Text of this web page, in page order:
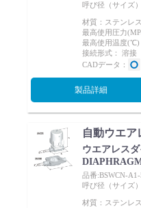
呼び径（サイズ
材質：ステンレ
最高使用圧力
最高使用温度
接続形式： 溶接
CADデータ：
製品詳細
自動ウエア
ウエアレス
品番:BSWCN-A1-
呼び径（サイズ
材質：ステンレ